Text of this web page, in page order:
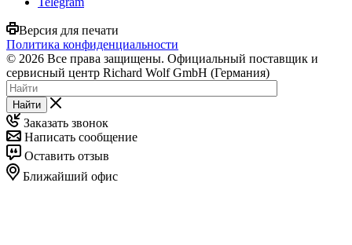
Версия для печати
Политика конфиденциальности
© 2026 Все права защищены. Официальный поставщик и
сервисный центр Richard Wolf GmbH (Германия)
Найти
Заказать звонок
Написать сообщение
Оставить отзыв
Ближайший офис